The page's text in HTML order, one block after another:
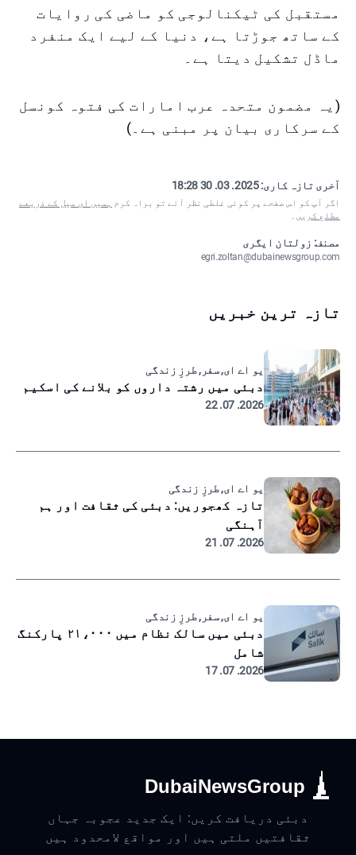
مستقبل کی ٹیکنالوجی کو ماضی کی روایات
کے ساتھ جوڑتا ہے، دنیا کے لیے ایک منفرد
ماڈل تشکیل دیتا ہے۔
(یہ مضمون متحدہ عرب امارات کی فتوہ کونسل
کے سرکاری بیان پر مبنی ہے۔)
آخری تازہ کاری:2025. 03. 30 18:28
اگر آپ کو اس صفحے پر کوئی غلطی نظر آئے تو براہ کرم ہمیں ای میل کے ذریعے
مطلع کریں ۔
مصنف: زولتان ایگری
egri.zoltan@dubainewsgroup.com
تازہ ترین خبریں
یو اے ای, سفر, طرزِ زندگی
دبئی میں رشتہ داروں کو بلانے کی اسکیم
2026. 07. 22
یو اے ای, طرزِ زندگی
تازہ کھجوریں: دبئی کی ثقافت اور ہم
آہنگی
2026. 07. 21
یو اے ای, سفر, طرزِ زندگی
دبئی میں سالک نظام میں ۲۱،۰۰۰ پارکنگ
شامل
2026. 07. 17
DubaiNewsGroup
دبئی دریافت کریں: ایک جدید عجوبہ جہاں
ثقافتیں ملتی ہیں اور مواقع لامحدود ہیں